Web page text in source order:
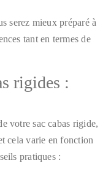
serez mieux préparé à
tant en termes de
rigides :
votre sac cabas rigide,
cela varie en fonction
pratiques :